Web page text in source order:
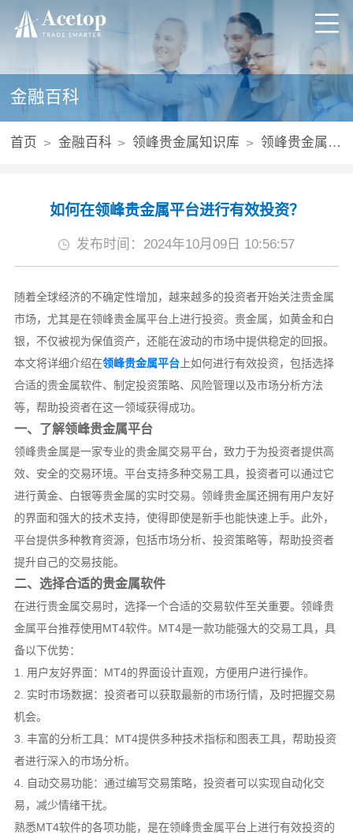
金融百科
首页 金融百科 领峰贵金属知识库 领峰贵金属正规吗
如何在领峰贵金属平台进行有效投资？
发布时间：2024年10月09日 10:56:57
随着全球经济的不确定性增加，越来越多的投资者开始关注贵金属
市场，尤其是在领峰贵金属平台上进行投资。贵金属，如黄金和白
银，不仅被视为保值资产，还能在波动的市场中提供稳定的回报。
本文将详细介绍在领峰贵金属平台上如何进行有效投资，包括选择
合适的贵金属软件、制定投资策略、风险管理以及市场分析方法
等，帮助投资者在这一领域获得成功。
一、了解领峰贵金属平台
领峰贵金属是一家专业的贵金属交易平台，致力于为投资者提供高
效、安全的交易环境。平台支持多种交易工具，投资者可以通过它
进行黄金、白银等贵金属的实时交易。领峰贵金属还拥有用户友好
的界面和强大的技术支持，使得即使是新手也能快速上手。此外，
平台提供多种教育资源，包括市场分析、投资策略等，帮助投资者
提升自己的交易技能。
二、选择合适的贵金属软件
在进行贵金属交易时，选择一个合适的交易软件至关重要。领峰贵
金属平台推荐使用MT4软件。MT4是一款功能强大的交易工具，具
备以下优势：
1. 用户友好界面：MT4的界面设计直观，方便用户进行操作。
2. 实时市场数据：投资者可以获取最新的市场行情，及时把握交易
机会。
3. 丰富的分析工具：MT4提供多种技术指标和图表工具，帮助投资
者进行深入的市场分析。
4. 自动交易功能：通过编写交易策略，投资者可以实现自动化交
易，减少情绪干扰。
熟悉MT4软件的各项功能，是在领峰贵金属平台上进行有效投资的